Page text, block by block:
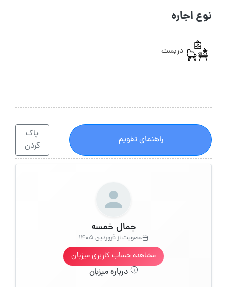
نوع اجاره
دربست
راهنمای تقویم
پاک
کردن
جمال خمسه
عضویت از فروردین 1405
مشاهده حساب کاربری میزبان
درباره میزبان